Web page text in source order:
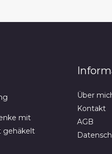
mit
gehäkelt
Über
Kontakt
AGB